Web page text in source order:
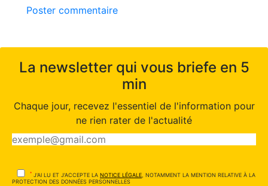
Poster commentaire
La newsletter qui vous briefe en 5
min
Chaque jour, recevez l'essentiel de l'information pour
ne rien rater de l'actualité
* J'AI LU ET J'ACCEPTE LA NOTICE LÉGALE , NOTAMMENT LA MENTION RELATIVE À LA
PROTECTION DES DONNÉES PERSONNELLES